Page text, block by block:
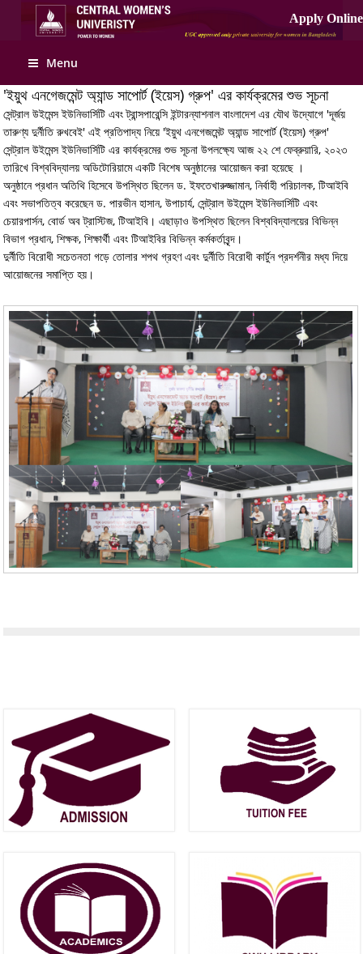
Apply Online
Menu
'ইয়ুথ এনগেজমেন্ট অ্যান্ড সাপোর্ট (ইয়েস) গ্রুপ' এর কার্যক্রমের শুভ সূচনা
সেন্ট্রাল উইমেন্স ইউনিভার্সিটি এবং ট্রান্সপারেন্সি ইন্টারন্যাশনাল বাংলাদেশ এর যৌথ উদ্যোগে 'দূর্জয়
তারুণ্য দুর্নীতি রুখবেই' এই প্রতিপাদ্য নিয়ে 'ইয়ুথ এনগেজমেন্ট অ্যান্ড সাপোর্ট (ইয়েস) গ্রুপ'
সেন্ট্রাল উইমেন্স ইউনিভার্সিটি এর কার্যক্রমের শুভ সূচনা উপলক্ষ্যে আজ ২২ শে ফেব্রুয়ারি, ২০২৩
তারিখে বিশ্ববিদ্যালয় অডিটোরিয়ামে একটি বিশেষ অনুষ্ঠানের আয়োজন করা হয়েছে ।
অনুষ্ঠানে প্রধান অতিথি হিসেবে উপস্থিত ছিলেন ড. ইফতেখারুজ্জামান, নির্বাহী পরিচালক, টিআইবি
এবং সভাপতিত্ব করেছেন ড. পারভীন হাসান, উপাচার্য, সেন্ট্রাল উইমেন্স ইউনিভার্সিটি এবং
চেয়ারপার্সন, বোর্ড অব ট্রাস্টিজ, টিআইবি। এছাড়াও উপস্থিত ছিলেন বিশ্ববিদ্যালয়ের বিভিন্ন
বিভাগ প্রধান, শিক্ষক, শিক্ষার্থী এবং টিআইবির বিভিন্ন কর্মকর্তাবৃন্দ।
দুর্নীতি বিরোধী সচেতনতা গড়ে তোলার শপথ গ্রহণ এবং দুর্নীতি বিরোধী কার্টুন প্রদর্শনীর মধ্য দিয়ে
আয়োজনের সমাপ্তি হয়।